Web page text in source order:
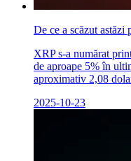
De ce a scăzut astăzi
XRP s-a numărat
de aproape 5% în
aproximativ 2,08
2025-10-23